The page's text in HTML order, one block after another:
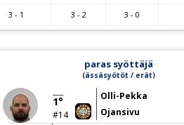
3 - 1 3 - 2 3 - 0
paras syöttäjä
(ässäsyötöt / erät)
1°
#14
Olli-Pekka
Ojansivu